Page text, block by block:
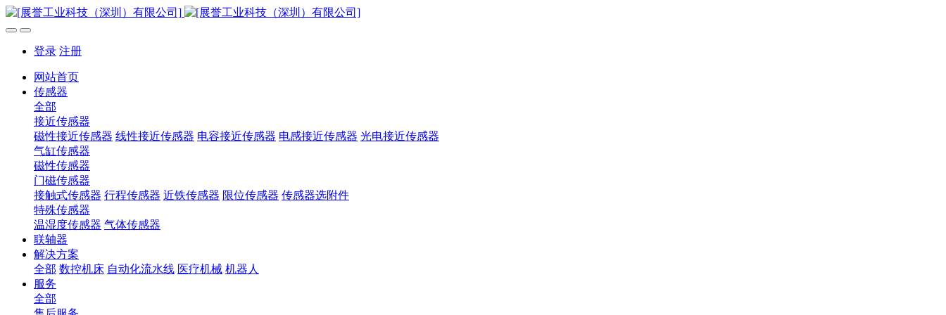
登录 注册
网站首页
传感器
全部
接近传感器
磁性接近传感器 线性接近传感器 电容接近传感器 电感接近传感器 光电接近传感器
气缸传感器
磁性传感器
门磁传感器
接触式传感器 行程传感器 近铁传感器 限位传感器 传感器选附件
特殊传感器
温湿度传感器 气体传感器
联轴器
解决方案
全部 数控机床 自动化流水线 医疗机械 机器人
服务
全部